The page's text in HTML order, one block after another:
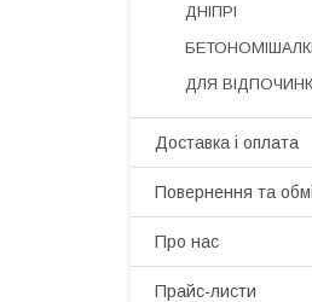
ДНІПРІ
ДЛЯ
Доставка і оплата
Повернення та
Про нас
Прайс-листи